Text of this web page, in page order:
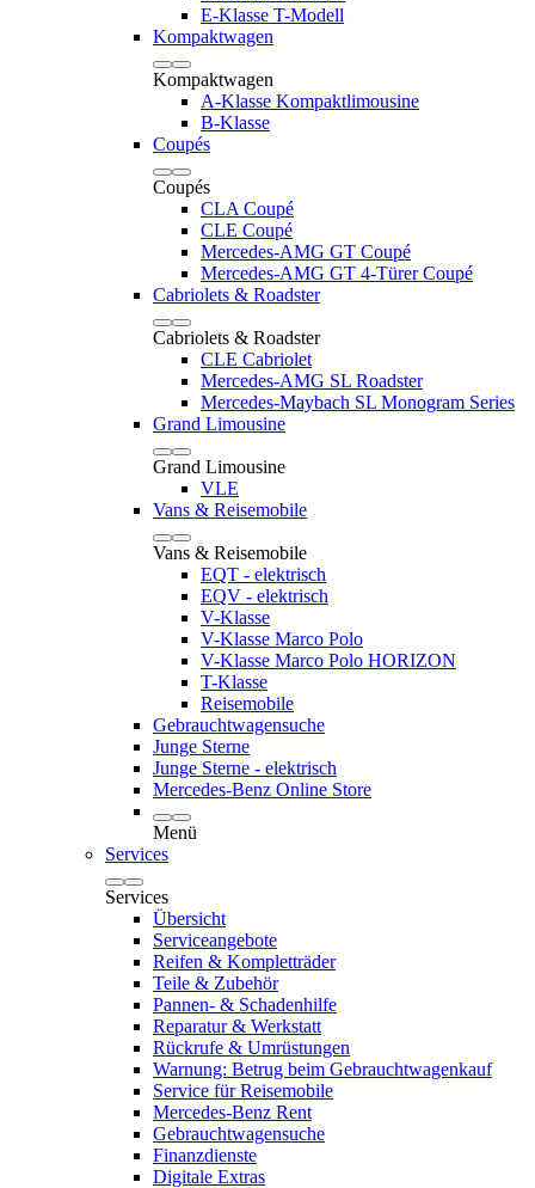
E-Klasse T-Modell
Kompaktwagen
Kompaktwagen
A-Klasse Kompaktlimousine
B-Klasse
Coupés
Coupés
CLA Coupé
CLE Coupé
Mercedes-AMG GT Coupé
Mercedes-AMG GT 4-Türer Coupé
Cabriolets & Roadster
Cabriolets & Roadster
CLE Cabriolet
Mercedes-AMG SL Roadster
Mercedes-Maybach SL Monogram Series
Grand Limousine
Grand Limousine
VLE
Vans & Reisemobile
Vans & Reisemobile
EQT - elektrisch
EQV - elektrisch
V-Klasse
V-Klasse Marco Polo
V-Klasse Marco Polo HORIZON
T-Klasse
Reisemobile
Gebrauchtwagensuche
Junge Sterne
Junge Sterne - elektrisch
Mercedes-Benz Online Store
Menü
Services
Services
Übersicht
Serviceangebote
Reifen & Kompletträder
Teile & Zubehör
Pannen- & Schadenhilfe
Reparatur & Werkstatt
Rückrufe & Umrüstungen
Warnung: Betrug beim Gebrauchtwagenkauf
Service für Reisemobile
Mercedes-Benz Rent
Gebrauchtwagensuche
Finanzdienste
Digitale Extras